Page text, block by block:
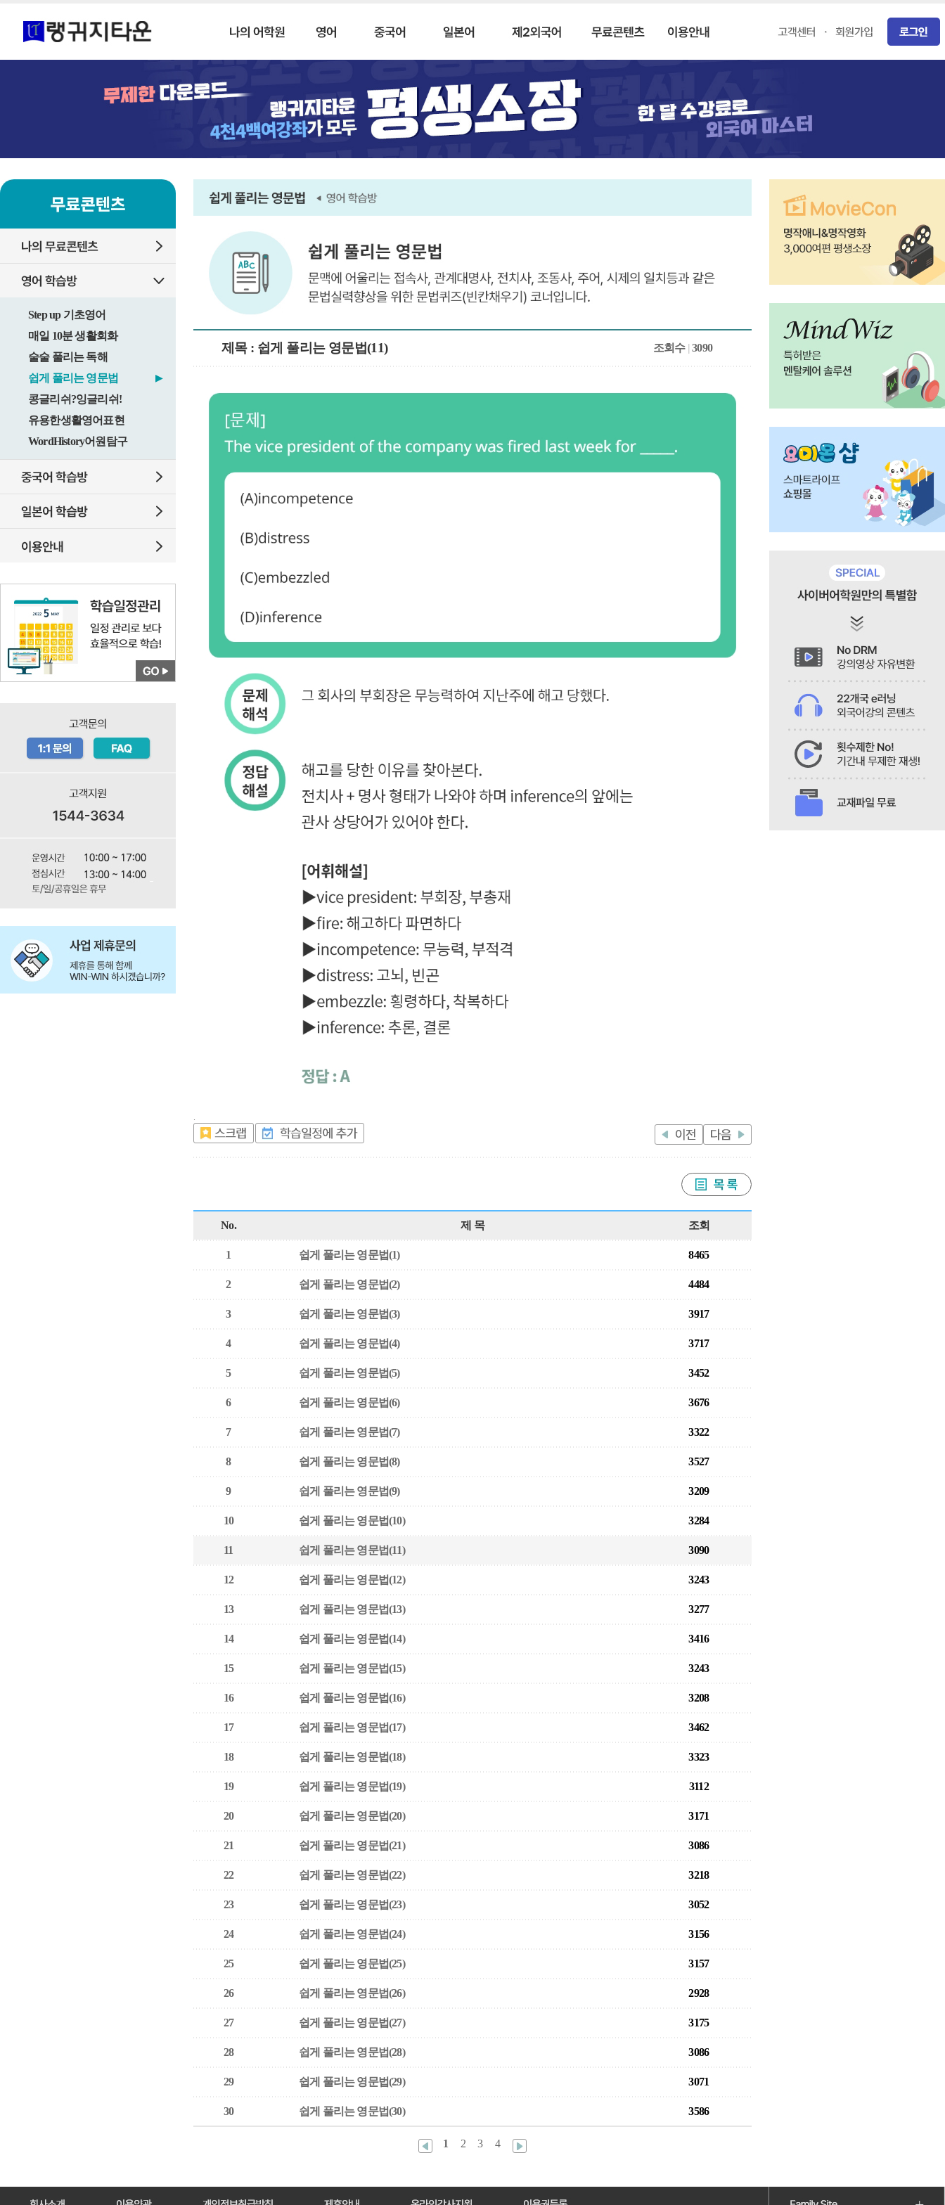
Step up 기초영어
매일 10분 생활회화
술술 풀리는 독해
쉽게 풀리는 영문법
▶
콩글리쉬?잉글리쉬!
유용한생활영어표현
WordHistory어원탐구
제목 : 쉽게 풀리는 영문법(11) 조회수 | 3090
.
No. 제 목 조회
1 쉽게 풀리는 영문법(1) 8465
2 쉽게 풀리는 영문법(2) 4484
3 쉽게 풀리는 영문법(3) 3917
4 쉽게 풀리는 영문법(4) 3717
5 쉽게 풀리는 영문법(5) 3452
6 쉽게 풀리는 영문법(6) 3676
7 쉽게 풀리는 영문법(7) 3322
8 쉽게 풀리는 영문법(8) 3527
9 쉽게 풀리는 영문법(9) 3209
10 쉽게 풀리는 영문법(10) 3284
11 쉽게 풀리는 영문법(11) 3090
12 쉽게 풀리는 영문법(12) 3243
13 쉽게 풀리는 영문법(13) 3277
14 쉽게 풀리는 영문법(14) 3416
15 쉽게 풀리는 영문법(15) 3243
16 쉽게 풀리는 영문법(16) 3208
17 쉽게 풀리는 영문법(17) 3462
18 쉽게 풀리는 영문법(18) 3323
19 쉽게 풀리는 영문법(19) 3112
20 쉽게 풀리는 영문법(20) 3171
21 쉽게 풀리는 영문법(21) 3086
22 쉽게 풀리는 영문법(22) 3218
23 쉽게 풀리는 영문법(23) 3052
24 쉽게 풀리는 영문법(24) 3156
25 쉽게 풀리는 영문법(25) 3157
26 쉽게 풀리는 영문법(26) 2928
27 쉽게 풀리는 영문법(27) 3175
28 쉽게 풀리는 영문법(28) 3086
29 쉽게 풀리는 영문법(29) 3071
30 쉽게 풀리는 영문법(30) 3586
1 2 3 4